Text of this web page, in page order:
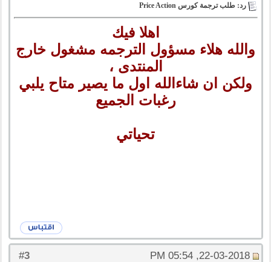
رد: طلب ترجمة كورس Price Action
اهلا فيك
والله هلاء مسؤول الترجمه مشغول خارج
المنتدى ،
ولكن ان شاءالله اول ما يصير متاح يلبي
رغبات الجميع
تحياتي
#
3 22-03-2018, 05:54 PM